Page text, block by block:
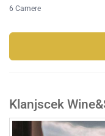
6 Camere
Klanjscek